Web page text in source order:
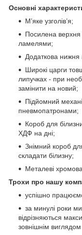
Основні
М’яке узголів’я;
Посилена
ламелями;
Додаткова нижня
Широкі царги
липучках - при
замінити на новий;
Підйомний
пневмопатронами;
Короб для
ХДФ на дні;
Знімний короб
складати білизну;
Металеві
Трохи про нашу
успішно
за минулі роки
відрізняються
зовнішнім виглядом